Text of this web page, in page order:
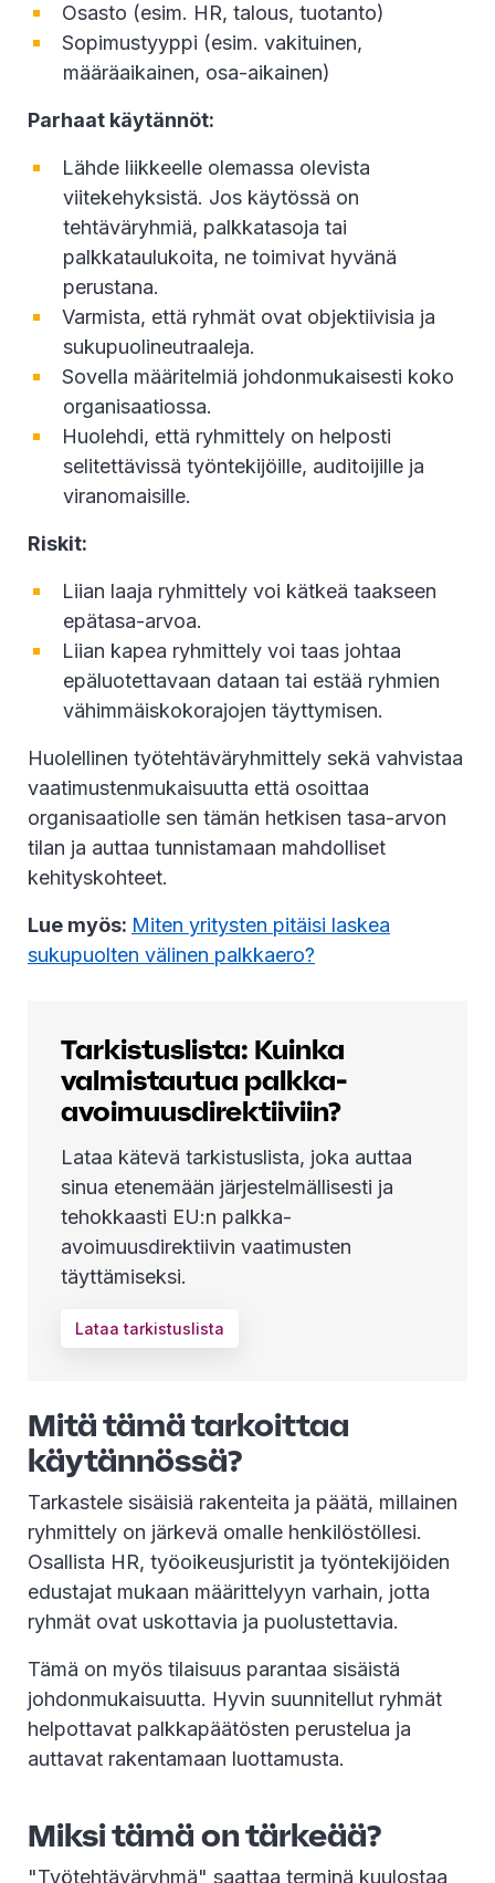
Osasto (esim. HR, talous, tuotanto)
Sopimustyyppi (esim. vakituinen,
määräaikainen, osa-aikainen)
Parhaat käytännöt:
Lähde liikkeelle olemassa olevista
viitekehyksistä. Jos käytössä on
tehtäväryhmiä, palkkatasoja tai
palkkataulukoita, ne toimivat hyvänä
perustana.
Varmista, että ryhmät ovat objektiivisia ja
sukupuolineutraaleja.
Sovella määritelmiä johdonmukaisesti koko
organisaatiossa.
Huolehdi, että ryhmittely on helposti
selitettävissä työntekijöille, auditoijille ja
viranomaisille.
Riskit:
Liian laaja ryhmittely voi kätkeä taakseen
epätasa-arvoa.
Liian kapea ryhmittely voi taas johtaa
epäluotettavaan dataan tai estää ryhmien
vähimmäiskokorajojen täyttymisen.
Huolellinen työtehtäväryhmittely sekä vahvistaa
vaatimustenmukaisuutta että osoittaa
organisaatiolle sen tämän hetkisen tasa-arvon
tilan ja auttaa tunnistamaan mahdolliset
kehityskohteet.
Lue myös: Miten yritysten pitäisi laskea
sukupuolten välinen palkkaero?
Tarkistuslista: Kuinka
valmistautua palkka-
avoimuusdirektiiviin?
Lataa kätevä tarkistuslista, joka auttaa
sinua etenemään järjestelmällisesti ja
tehokkaasti EU:n palkka-
avoimuusdirektiivin vaatimusten
täyttämiseksi.
Lataa tarkistuslista
Mitä tämä tarkoittaa
käytännössä?
Tarkastele sisäisiä rakenteita ja päätä, millainen
ryhmittely on järkevä omalle henkilöstöllesi.
Osallista HR, työoikeusjuristit ja työntekijöiden
edustajat mukaan määrittelyyn varhain, jotta
ryhmät ovat uskottavia ja puolustettavia.
Tämä on myös tilaisuus parantaa sisäistä
johdonmukaisuutta. Hyvin suunnitellut ryhmät
helpottavat palkkapäätösten perustelua ja
auttavat rakentamaan luottamusta.
Miksi tämä on tärkeää?
"Työtehtäväryhmä" saattaa terminä kuulostaa